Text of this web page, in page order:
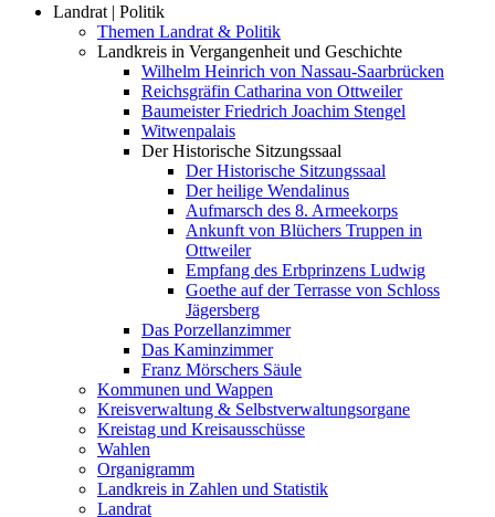
Landrat | Politik
Themen Landrat & Politik
Landkreis in Vergangenheit und Geschichte
Wilhelm Heinrich von Nassau-Saarbrücken
Reichsgräfin Catharina von Ottweiler
Baumeister Friedrich Joachim Stengel
Witwenpalais
Der Historische Sitzungssaal
Der Historische Sitzungssaal
Der heilige Wendalinus
Aufmarsch des 8. Armeekorps
Ankunft von Blüchers Truppen in
Ottweiler
Empfang des Erbprinzens Ludwig
Goethe auf der Terrasse von Schloss
Jägersberg
Das Porzellanzimmer
Das Kaminzimmer
Franz Mörschers Säule
Kommunen und Wappen
Kreisverwaltung & Selbstverwaltungsorgane
Kreistag und Kreisausschüsse
Wahlen
Organigramm
Landkreis in Zahlen und Statistik
Landrat